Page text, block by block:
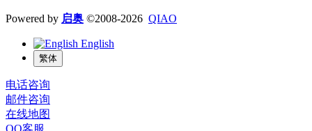
Powered by 启奥 ©2008-2026 QIAO
English
繁体
电话咨询
邮件咨询
在线地图